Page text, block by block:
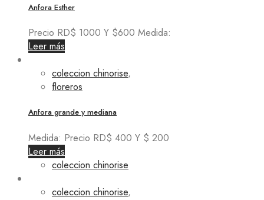
Anfora Esther
Precio RD$ 1000 Y $600 Medida:
Leer más
coleccion chinorise,
floreros
Anfora grande y mediana
Medida: Precio RD$ 400 Y $ 200
Leer más
coleccion chinorise
coleccion chinorise,